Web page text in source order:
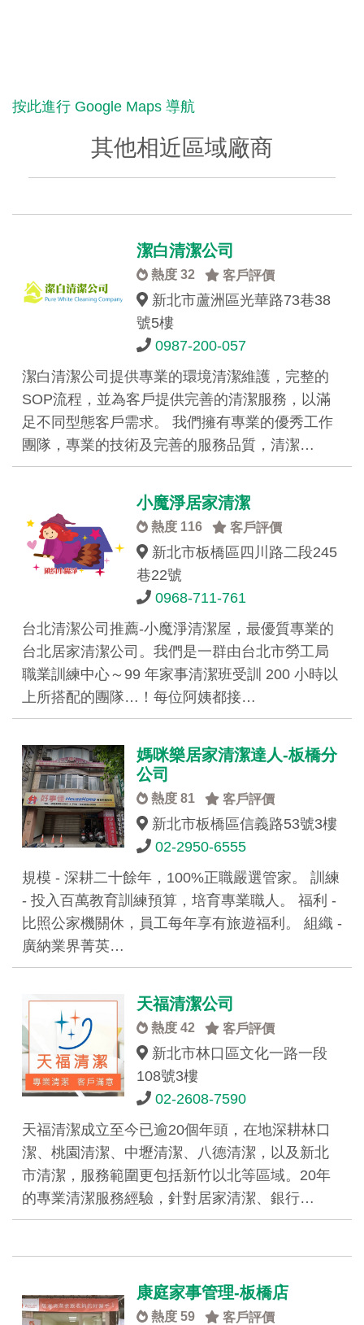
按此進行 Google Maps 導航
其他相近區域廠商
潔白清潔公司
熱度 32 客戶評價
新北市蘆洲區光華路73巷38
號5樓
0987-200-057
潔白清潔公司提供專業的環境清潔維護，完整的
SOP流程，並為客戶提供完善的清潔服務，以滿
足不同型態客戶需求。 我們擁有專業的優秀工作
團隊，專業的技術及完善的服務品質，清潔…
小魔淨居家清潔
熱度 116 客戶評價
新北市板橋區四川路二段245
巷22號
0968-711-761
台北清潔公司推薦-小魔淨清潔屋，最優質專業的
台北居家清潔公司。我們是一群由台北市勞工局
職業訓練中心～99 年家事清潔班受訓 200 小時以
上所搭配的團隊…！每位阿姨都接…
媽咪樂居家清潔達人-板橋分
公司
熱度 81 客戶評價
新北市板橋區信義路53號3樓
02-2950-6555
規模 - 深耕二十餘年，100%正職嚴選管家。 訓練
- 投入百萬教育訓練預算，培育專業職人。 福利 -
比照公家機關休，員工每年享有旅遊福利。 組織 -
廣納業界菁英…
天福清潔公司
熱度 42 客戶評價
新北市林口區文化一路一段
108號3樓
02-2608-7590
天福清潔成立至今已逾20個年頭，在地深耕林口
潔、桃園清潔、中壢清潔、八德清潔，以及新北
市清潔，服務範圍更包括新竹以北等區域。20年
的專業清潔服務經驗，針對居家清潔、銀行…
康庭家事管理-板橋店
熱度 59 客戶評價